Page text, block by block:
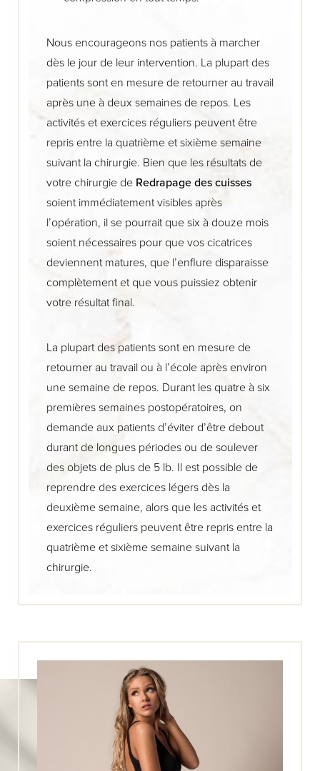
Nous encourageons nos patients à marcher
dès le jour de leur intervention. La plupart des
patients sont en mesure de retourner au travail
après une à deux semaines de repos. Les
activités et exercices réguliers peuvent être
repris entre la quatrième et sixième semaine
suivant la chirurgie. Bien que les résultats de
votre chirurgie de Redrapage des cuisses
soient immédiatement visibles après
l’opération, il se pourrait que six à douze mois
soient nécessaires pour que vos cicatrices
deviennent matures, que l’enflure disparaisse
complètement et que vous puissiez obtenir
votre résultat final.
La plupart des patients sont en mesure de
retourner au travail ou à l’école après environ
une semaine de repos. Durant les quatre à six
premières semaines postopératoires, on
demande aux patients d’éviter d’être debout
durant de longues périodes ou de soulever
des objets de plus de 5 lb. Il est possible de
reprendre des exercices légers dès la
deuxième semaine, alors que les activités et
exercices réguliers peuvent être repris entre la
quatrième et sixième semaine suivant la
chirurgie.